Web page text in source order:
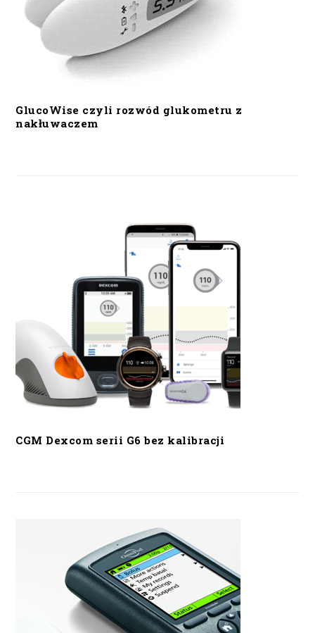
GlucoWise czyli rozwód glukometru z
nakłuwaczem
CGM Dexcom serii G6 bez kalibracji